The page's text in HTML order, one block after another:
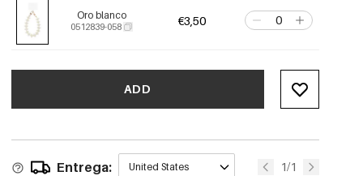
Oro blanco
0512839-058 €3,50
ADD
Entrega: United States 1/1